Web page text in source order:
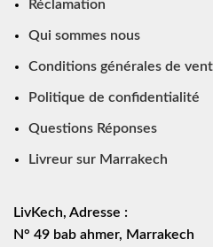
Réclamation
Qui sommes nous
Conditions générales de
Politique de confidentialité
Questions Réponses
Livreur sur Marrakech
LivKech, Adresse :
N° 49 bab ahmer, Marrakech